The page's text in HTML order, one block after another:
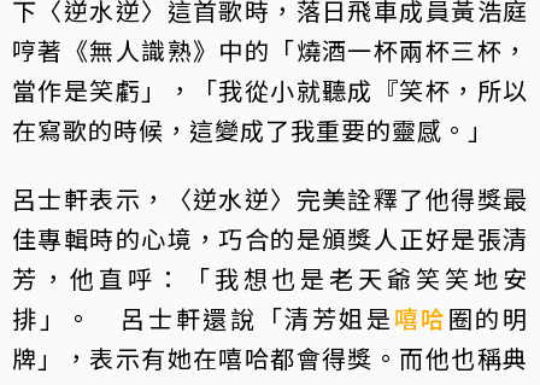
下〈逆水逆〉這首歌時，落日飛車成員黃浩庭
哼著《無人識熟》中的「燒酒一杯兩杯三杯，
當作是笑虧」，「我從小就聽成『笑杯，所以
在寫歌的時候，這變成了我重要的靈感。」
呂士軒表示，〈逆水逆〉完美詮釋了他得獎最
佳專輯時的心境，巧合的是頒獎人正好是張清
芳，他直呼：「我想也是老天爺笑笑地安
排」。 呂士軒還說「清芳姐是嘻哈圈的明
牌」，表示有她在嘻哈都會得獎。而他也稱典